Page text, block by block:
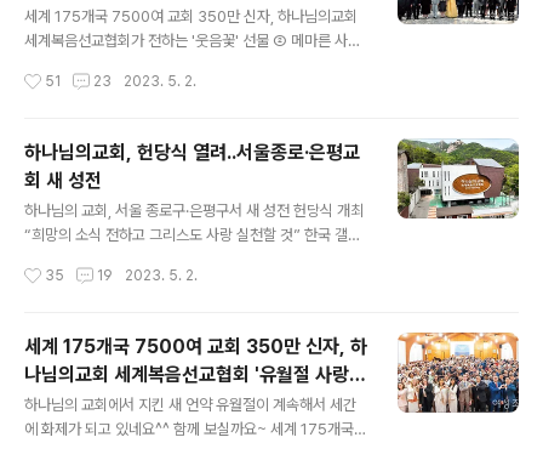
랑 환경정화운동’을 실시했다. 이 교회는 그간에도 용강동,
석장동, 황성동 등 각지에서 정화활동을 전개하며 쾌적한
됐다. 하나님의 교회 신자들과 가..
꽃' 선물 ②
세계 175개국 7500여 교회 350만 신자, 하나님의교회
세계복음선교협회가 전하는 '웃음꽃' 선물 ② 메마른 사회
능을 실천하는 교회. 하나님의교회 세계복음선교협회(총회
의 회복도 가능하다고 말한다. ‘성경 중심의 진리와 사랑의
회복’으로 개인의 삶 너머 가정, 이웃 등 사회 저변을 아름
답고 따뜻하게 물들여가는 하나님의 교회를 만난다. 존중
과 배려로 만들어가는 행복한 가정, 화목한 지구촌 하나님
즘, 행복의 바탕이 가정에 있음을 일깨우며 지구촌 곳곳에
51 23 2023. 5. 2.
하나님의교회, 헌당식 열려..서울종로·은평교
회 새 성전
하나님의 교회, 서울 종로구·은평구서 새 성전 헌당식 개최
“희망의 소식 전하고 그리스도 사랑 실천할 것” 한국 갤럽
에 끼치는 영향력에 대한 국민 인식도 갈수록 낮아지고 있
실천으로 공감을 얻으며 괄목할 만한 성장을 이룬 교회가
있다. 1964년 설립 이래 반세기 만에 175개국 7500여
교회 350만 신자의 세계적 규모로 발돋움한 하나님의교회
세계복음선교협회(총회장 김주철 목사, 이하 하나님의 교
회)다. 29일 안식일 예배와 겸해 ‘서울종로 하나님의 교
35 19 2023. 5. 2.
세계 175개국 7500여 교회 350만 신자, 하
나님의교회 세계복음선교협회 '유월절 사랑'
①
하나님의 교회에서 지킨 새 언약 유월절이 계속해서 세간
에 화제가 되고 있네요^^ 함께 보실까요~ 세계 175개국 7